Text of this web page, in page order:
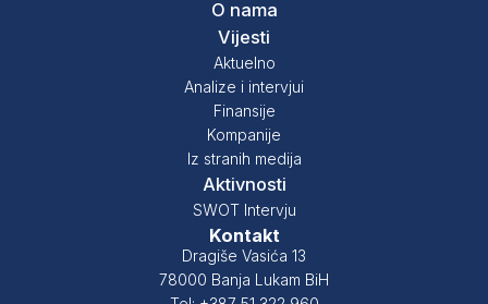
O nama
Vijesti
Aktuelno
Analize i intervjui
Finansije
Kompanije
Iz stranih medija
Aktivnosti
SWOT Intervju
Kontakt
Dragiše Vasića 13
78000 Banja Lukam BiH